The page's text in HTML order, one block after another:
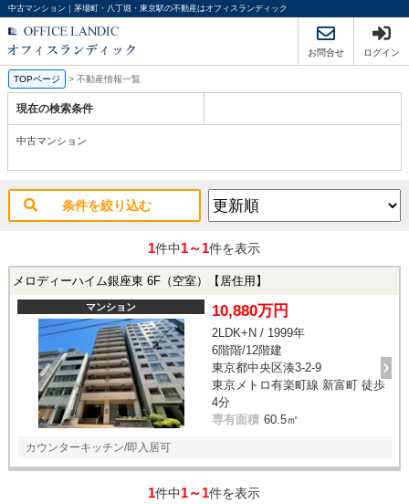
中古マンション｜茅場町・八丁堀・東京駅の不動産はオフィスランディック
お問合せ ログイン
TOPページ > 不動産情報一覧
現在の検索条件
中古マンション
条件を絞り込む
1件中1～1件を表示
メロディーハイム銀座東 6F（空室）【居住用】
マンション 10,880万円
2LDK+N / 1999年
6階階/12階建
東京都中央区湊3-2-9
東京メトロ有楽町線 新富町 徒歩
4分
専有面積 60.5㎡
カウンターキッチン/即入居可
1件中1～1件を表示